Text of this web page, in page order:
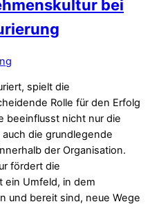
bei
spielt die
Rolle für den Erfolg
beeinflusst nicht nur die
die grundlegende
der Organisation.
fördert die
ein Umfeld, in dem
und bereit sind, neue Wege